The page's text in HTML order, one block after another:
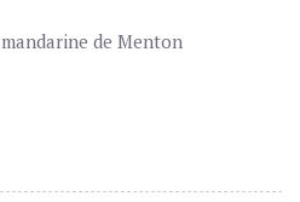
de Menton